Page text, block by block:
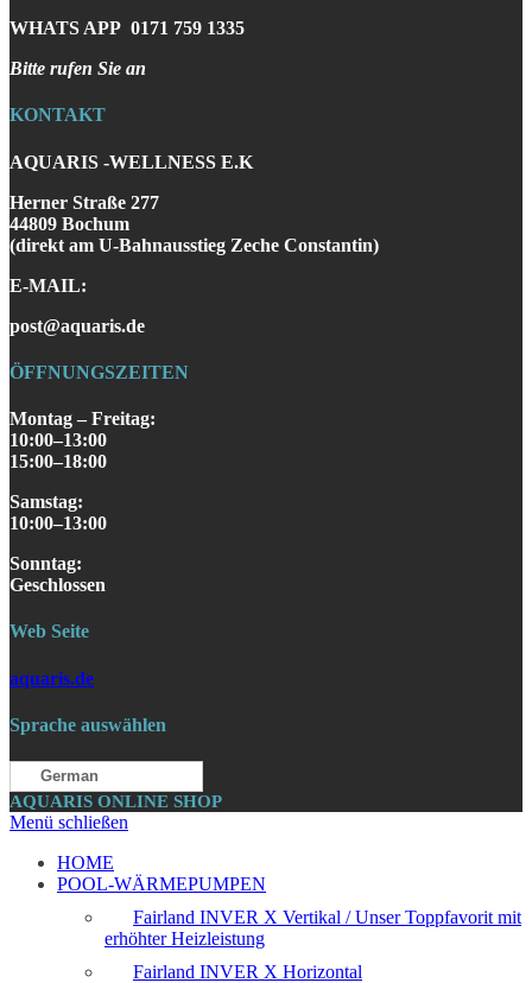
WHATS APP 0171 759 1335
Bitte rufen Sie an
KONTAKT
AQUARIS -WELLNESS E.K
Herner Straße 277
44809 Bochum
(direkt am U-Bahnausstieg Zeche Constantin)
E-MAIL:
post@aquaris.de
ÖFFNUNGSZEITEN
Montag – Freitag:
10:00–13:00
15:00–18:00
Samstag:
10:00–13:00
Sonntag:
Geschlossen
Web Seite
aquaris.de
Sprache auswählen
German
AQUARIS ONLINE SHOP
Menü schließen
HOME
POOL-WÄRMEPUMPEN
Fairland INVER X Vertikal / Unser Toppfavorit mit
erhöhter Heizleistung
Fairland INVER X Horizontal